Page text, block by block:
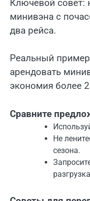
Ключевой совет:
минивэна с
два рейса.
Реальный
арендовать
экономия более
Сравните
Не
сезона.